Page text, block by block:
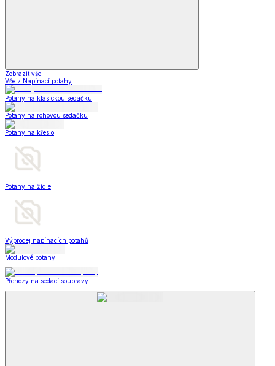
Zobrazit vše
Vše z Napínací potahy
Potahy na klasickou sedačku
Potahy na rohovou sedačku
Potahy na křeslo
Potahy na židle
Výprodej napínacích potahů
Modulové potahy
Přehozy na sedací soupravy